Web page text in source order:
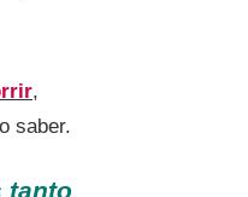
,
saber.
tanto